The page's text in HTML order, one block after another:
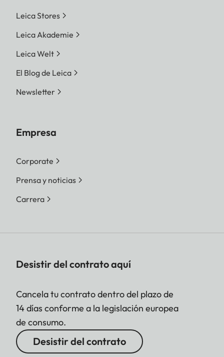
Leica Stores
Leica Akademie
Leica Welt
El Blog de Leica
Newsletter
Empresa
Corporate
Prensa y noticias
Carrera
Desistir del contrato aquí
Cancela tu contrato dentro del plazo de
14 días conforme a la legislación europea
de consumo.
Desistir del contrato